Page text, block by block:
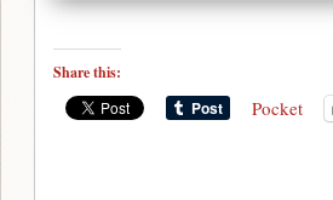
Share this:
Pocket